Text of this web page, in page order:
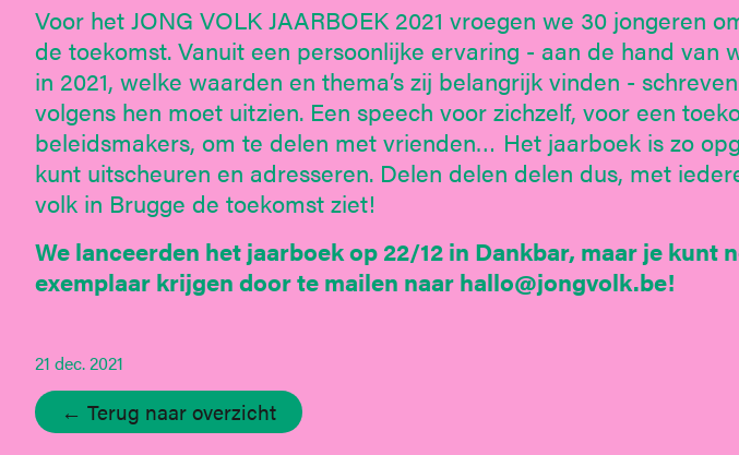
Voor het JONG VOLK JAARBOEK 2021 vroegen we 30 jongeren
de toekomst. Vanuit een persoonlijke ervaring - aan de hand van
in 2021, welke waarden en thema’s zij belangrijk vinden -
volgens hen moet uitzien. Een speech voor zichzelf, voor een
beleidsmakers, om te delen met vrienden… Het jaarboek is zo
kunt uitscheuren en adresseren. Delen delen delen dus, met
volk in Brugge de toekomst ziet!
We lanceerden het jaarboek op 22/12 in Dankbar, maar je kunt
exemplaar krijgen door te mailen naar hallo@jongvolk.be!
21 dec. 2021
← Terug naar overzicht